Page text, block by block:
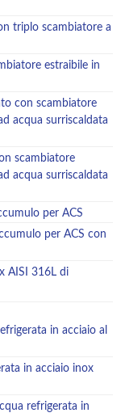
triplo scambiatore a
estraibile in
con scambiatore
acqua surriscaldata
scambiatore
acqua surriscaldata
per ACS
per ACS con
AISI 316L di
in acciaio al
in acciaio inox
refrigerata in